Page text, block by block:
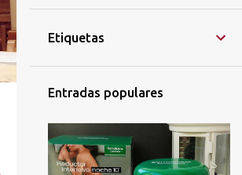
noviembre 2025
septiembre 2025
julio 2025
5
junio 2025
4
Etiquetas
Entradas populares